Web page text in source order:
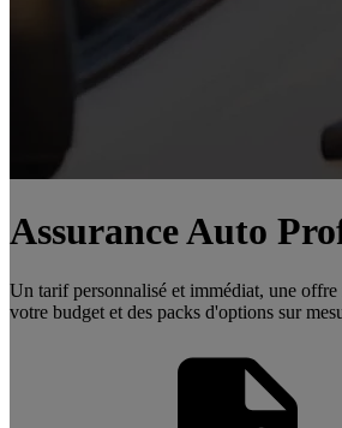
Assurance Auto
Un tarif personnalisé et immédiat, une offre
votre budget et des packs d'options sur